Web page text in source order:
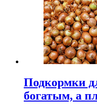
Подкормки
богатым, а